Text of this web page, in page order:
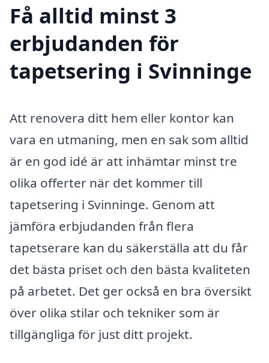
Få alltid minst 3
erbjudanden för
tapetsering i Svinninge
Att renovera ditt hem eller kontor kan
vara en utmaning, men en sak som alltid
är en god idé är att inhämtar minst tre
olika offerter när det kommer till
tapetsering i Svinninge. Genom att
jämföra erbjudanden från flera
tapetserare kan du säkerställa att du får
det bästa priset och den bästa kvaliteten
på arbetet. Det ger också en bra översikt
över olika stilar och tekniker som är
tillgängliga för just ditt projekt.